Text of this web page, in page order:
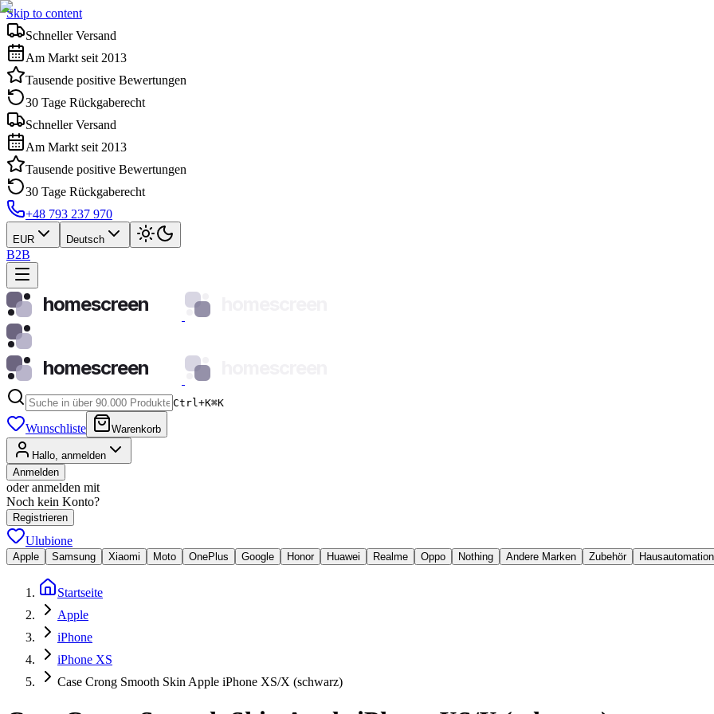
Skip to content
Schneller Versand
Am Markt seit 2013
Tausende positive Bewertungen
30 Tage Rückgaberecht
Schneller Versand
Am Markt seit 2013
Tausende positive Bewertungen
30 Tage Rückgaberecht
+48 793 237 970
EUR Deutsch
B2B
homescreen
homescreen
Ctrl+K⌘K
Wunschliste Warenkorb
Hallo, anmelden
Anmelden
oder anmelden mit
Noch kein Konto?
Registrieren
Ulubione
Apple Samsung Xiaomi Moto OnePlus Google Honor Huawei Realme Oppo Nothing Andere Marken Zubehör Hausautomation
Startseite
Apple
iPhone
iPhone XS
Case Crong Smooth Skin Apple iPhone XS/X (schwarz)